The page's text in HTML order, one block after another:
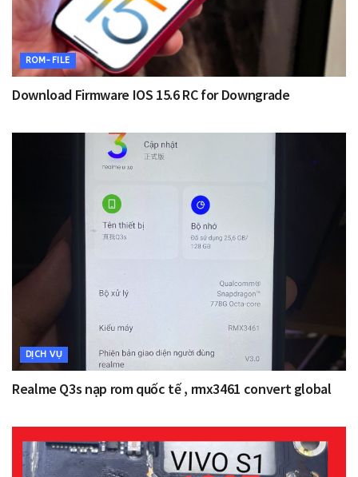
ROM-FILE
Download Firmware IOS 15.6 RC for Downgrade
DỊCH VỤ
Realme Q3s nạp rom quốc tế , rmx3461 convert global